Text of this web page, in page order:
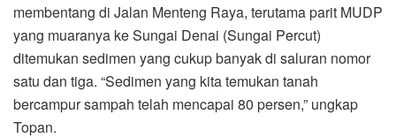
membentang di Jalan Menteng Raya, terutama parit MUDP
yang muaranya ke Sungai Denai (Sungai Percut)
ditemukan sedimen yang cukup banyak di saluran nomor
satu dan tiga. “Sedimen yang kita temukan tanah
bercampur sampah telah mencapai 80 persen,” ungkap
Topan.